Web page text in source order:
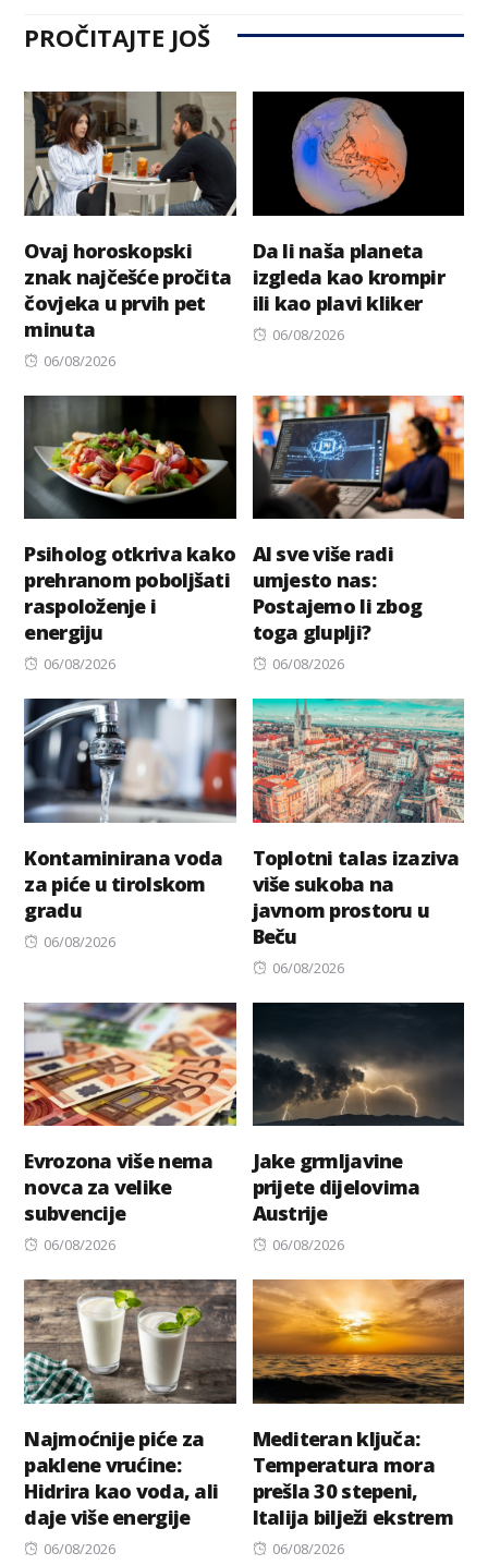
PROČITAJTE JOŠ
Ovaj horoskopski
znak najčešće pročita
čovjeka u prvih pet
minuta
Posted
06/08/2026
Da li naša planeta
izgleda kao krompir
ili kao plavi kliker
Posted
06/08/2026
Psiholog otkriva kako
prehranom poboljšati
raspoloženje i
energiju
Posted
06/08/2026
AI sve više radi
umjesto nas:
Postajemo li zbog
toga gluplji?
Posted
06/08/2026
Kontaminirana voda
za piće u tirolskom
gradu
Posted
06/08/2026
Toplotni talas izaziva
više sukoba na
javnom prostoru u
Beču
Posted
06/08/2026
Evrozona više nema
novca za velike
subvencije
Posted
06/08/2026
Jake grmljavine
prijete dijelovima
Austrije
Posted
06/08/2026
Najmoćnije piće za
paklene vrućine:
Hidrira kao voda, ali
daje više energije
Posted
06/08/2026
Mediteran ključa:
Temperatura mora
prešla 30 stepeni,
Italija bilježi ekstrem
Posted
06/08/2026